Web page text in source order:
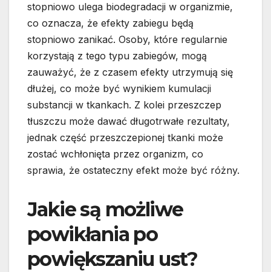
stopniowo ulega biodegradacji w organizmie,
co oznacza, że efekty zabiegu będą
stopniowo zanikać. Osoby, które regularnie
korzystają z tego typu zabiegów, mogą
zauważyć, że z czasem efekty utrzymują się
dłużej, co może być wynikiem kumulacji
substancji w tkankach. Z kolei przeszczep
tłuszczu może dawać długotrwałe rezultaty,
jednak część przeszczepionej tkanki może
zostać wchłonięta przez organizm, co
sprawia, że ostateczny efekt może być różny.
Jakie są możliwe
powikłania po
powiększaniu ust?